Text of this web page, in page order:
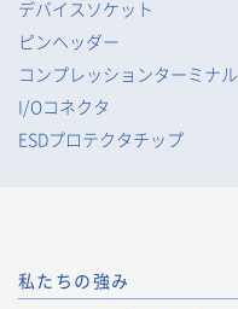
デバイスソケット
ピンヘッダー
コンプレッションターミナル
I/Oコネクタ
ESDプロテクタチップ
私たちの強み